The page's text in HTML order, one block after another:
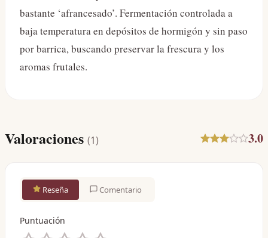
bastante ‘afrancesado’. Fermentación controlada a
baja temperatura en depósitos de hormigón y sin paso
por barrica, buscando preservar la frescura y los
aromas frutales.
Valoraciones (1) 3.0
Reseña Comentario
Puntuación